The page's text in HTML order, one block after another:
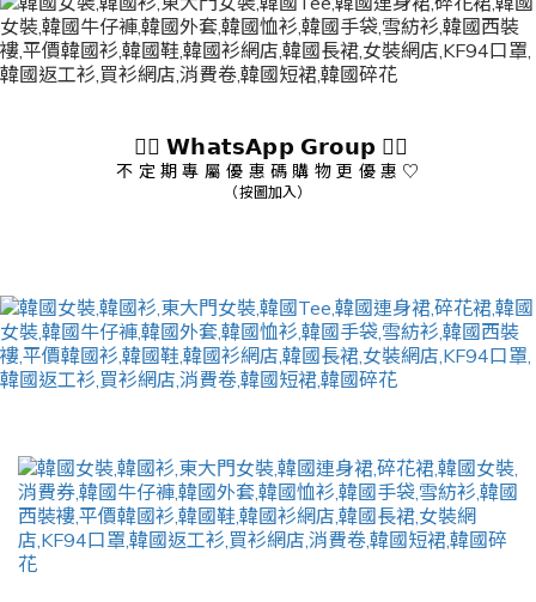
👇🏻 𝗪𝗵𝗮𝘁𝘀𝗔𝗽𝗽 𝗚𝗿𝗼𝘂𝗽 👇🏻
不 定 期 專 屬 優 惠 碼 購 物 更 優 惠 ♡
（按圖加入）